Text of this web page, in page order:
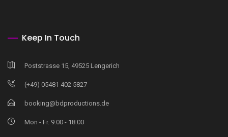
Keep In Touch
Poststrasse 15, 49525 Lengerich
(+49) 05481 402 5827
booking@bdproductions.de
Mon - Fr. 9.00 - 18.00